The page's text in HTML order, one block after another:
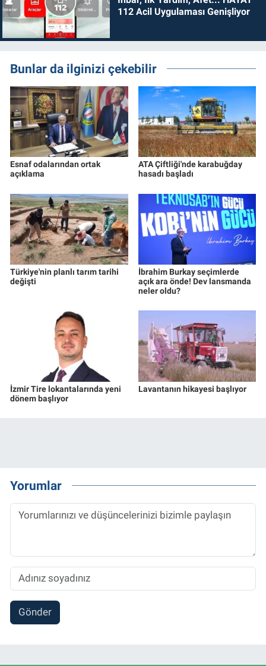
112 Acil Uygulaması Genişliyor
Bunlar da ilginizi çekebilir
Esnaf odalarından ortak
açıklama
ATA Çiftliği'nde karabuğday
hasadı başladı
Türkiye'nin planlı tarım tarihi
değişti
İbrahim Burkay seçimlerde
açık ara önde! Dev lansmanda
neler oldu?
İzmir Tire lokantalarında yeni
dönem başlıyor
Lavantanın hikayesi başlıyor
Yorumlar
Gönder